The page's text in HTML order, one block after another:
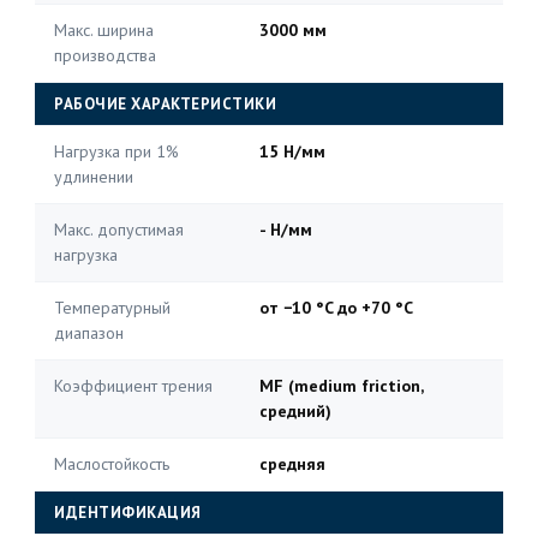
Макс. ширина
производства
3000 мм
РАБОЧИЕ ХАРАКТЕРИСТИКИ
Нагрузка при 1%
удлинении
15 Н/мм
Макс. допустимая
нагрузка
- Н/мм
Температурный
диапазон
от −10 °C до +70 °C
Коэффициент трения
MF (medium friction,
средний)
Маслостойкость средняя
ИДЕНТИФИКАЦИЯ